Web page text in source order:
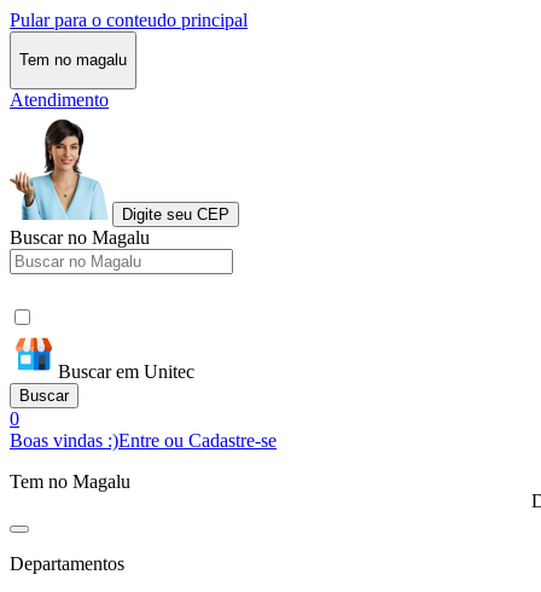
Pular para o conteudo principal
Tem no magalu
Atendimento
Digite seu CEP
Buscar no Magalu
Buscar em Unitec
Buscar
0
Boas vindas :)Entre ou Cadastre-se
Tem no Magalu
Departamentos